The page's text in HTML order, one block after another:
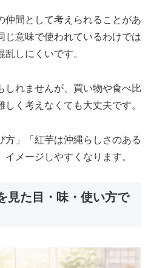
仲間として考えられることがあ
じ意味で使われているわけでは
しにくいです。
しれませんが、買い物や食べ比
く考えなくても大丈夫です。
方」「紅芋は沖縄らしさのある
メージしやすくなります。
見た目・味・使い方で